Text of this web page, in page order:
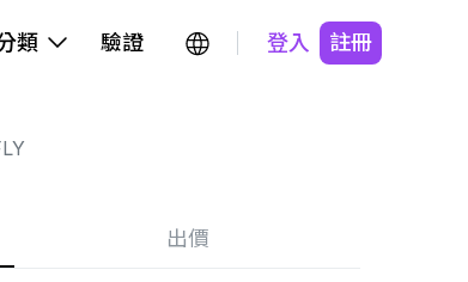
類 驗證 登入 註冊
出價